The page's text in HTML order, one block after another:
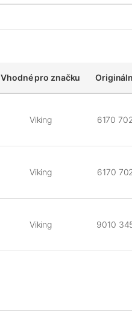
Vhodné pro značku
Viking 6170
Viking 6170
Viking 9010